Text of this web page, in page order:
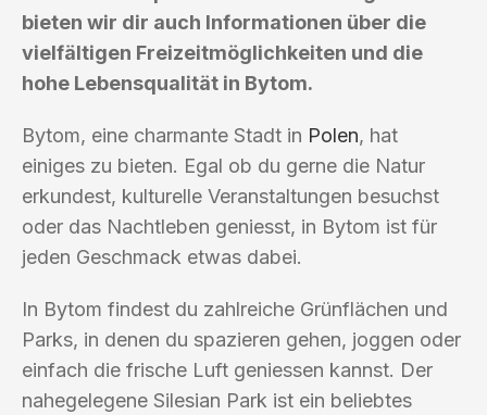
bieten wir dir auch Informationen über die
vielfältigen Freizeitmöglichkeiten und die
hohe Lebensqualität in Bytom.
Bytom, eine charmante Stadt in Polen, hat
einiges zu bieten. Egal ob du gerne die Natur
erkundest, kulturelle Veranstaltungen besuchst
oder das Nachtleben geniesst, in Bytom ist für
jeden Geschmack etwas dabei.
In Bytom findest du zahlreiche Grünflächen und
Parks, in denen du spazieren gehen, joggen oder
einfach die frische Luft geniessen kannst. Der
nahegelegene Silesian Park ist ein beliebtes